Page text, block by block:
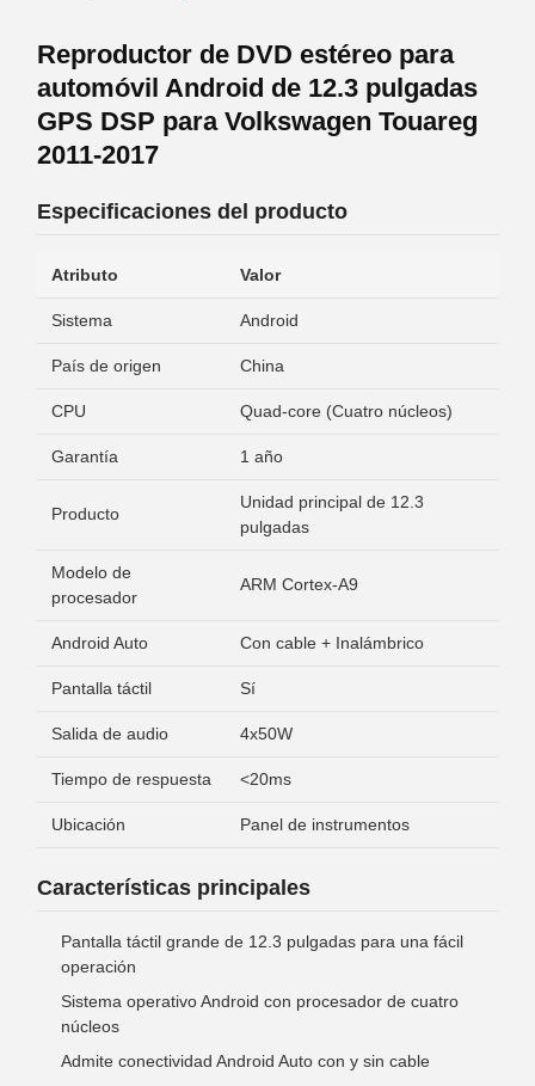
Reproductor de DVD estéreo para
automóvil Android de 12.3 pulgadas
GPS DSP para Volkswagen Touareg
2011-2017
Especificaciones del producto
Atributo Valor
Sistema Android
País de origen China
CPU Quad-core (Cuatro núcleos)
Garantía 1 año
Producto
Unidad principal de 12.3
pulgadas
Modelo de
procesador
ARM Cortex-A9
Android Auto Con cable + Inalámbrico
Pantalla táctil Sí
Salida de audio 4x50W
Tiempo de respuesta <20ms
Ubicación Panel de instrumentos
Características principales
Pantalla táctil grande de 12.3 pulgadas para una fácil
operación
Sistema operativo Android con procesador de cuatro
núcleos
Admite conectividad Android Auto con y sin cable